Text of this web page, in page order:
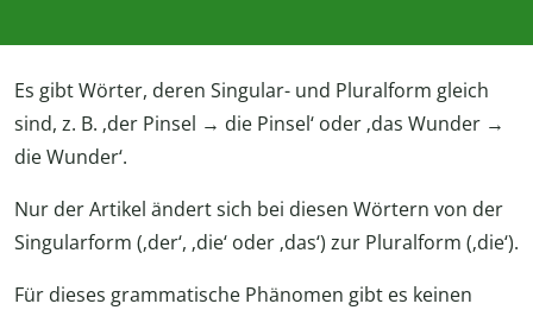
Es gibt Wörter, deren Singular- und Pluralform gleich
sind, z. B. ‚der Pinsel → die Pinsel‘ oder ‚das Wunder →
die Wunder‘.
Nur der Artikel ändert sich bei diesen Wörtern von der
Singularform (‚der‘, ‚die‘ oder ‚das‘) zur Pluralform (‚die‘).
Für dieses grammatische Phänomen gibt es keinen